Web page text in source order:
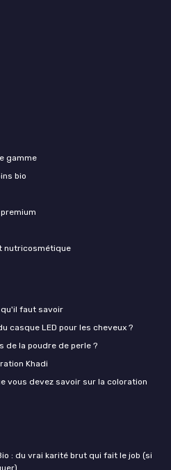
gamme
bio
nutricosmétique
qu'il faut savoir
casque LED pour les cheveux ?
de la poudre de perle ?
Khadi
vous devez savoir sur la coloration
: du vrai karité brut qui fait le job (si